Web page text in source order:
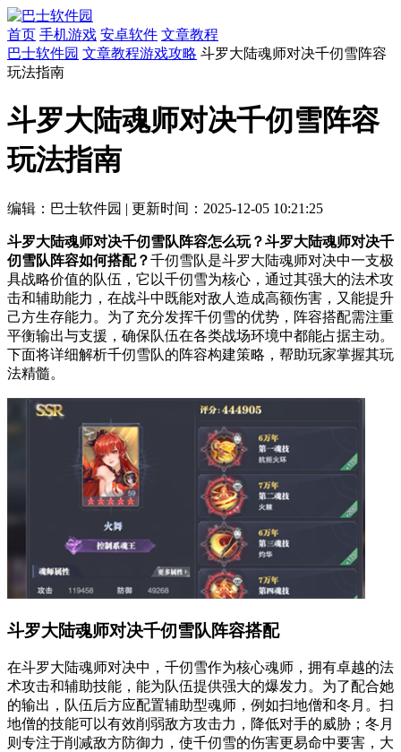
首页 手机游戏 安卓软件 文章教程
巴士软件园 文章教程游戏攻略 斗罗大陆魂师对决千仞雪阵容
玩法指南
斗罗大陆魂师对决千仞雪阵容
玩法指南
编辑：巴士软件园 | 更新时间：2025-12-05 10:21:25
斗罗大陆魂师对决千仞雪队阵容怎么玩？斗罗大陆魂师对决千
仞雪队阵容如何搭配？千仞雪队是斗罗大陆魂师对决中一支极
具战略价值的队伍，它以千仞雪为核心，通过其强大的法术攻
击和辅助能力，在战斗中既能对敌人造成高额伤害，又能提升
己方生存能力。为了充分发挥千仞雪的优势，阵容搭配需注重
平衡输出与支援，确保队伍在各类战场环境中都能占据主动。
下面将详细解析千仞雪队的阵容构建策略，帮助玩家掌握其玩
法精髓。
斗罗大陆魂师对决千仞雪队阵容搭配
在斗罗大陆魂师对决中，千仞雪作为核心魂师，拥有卓越的法
术攻击和辅助技能，能为队伍提供强大的爆发力。为了配合她
的输出，队伍后方应配置辅助型魂师，例如扫地僧和冬月。扫
地僧的技能可以有效削弱敌方攻击力，降低对手的威胁；冬月
则专注于削减敌方防御力，使千仞雪的伤害更易命中要害，大